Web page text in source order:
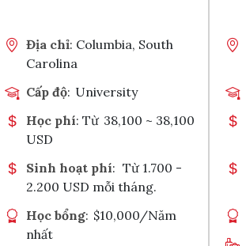
Chia sẻ với
Địa chỉ: Columbia, South
Carolina
Cấp độ: University
Học phí: Từ 38,100 ~ 38,100
USD
Sinh hoạt phí: Từ 1.700 -
2.200 USD mỗi tháng.
Học bổng: $10,000/Năm
nhất